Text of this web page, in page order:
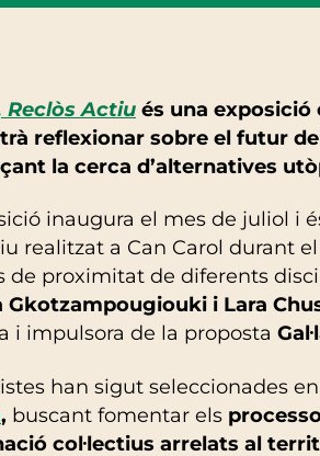
Reclòs Actiu és una exposició
reflexionar sobre el futur
la cerca d’alternatives
inaugura el mes de juliol i
realitzat a Can Carol durant
de proximitat de diferents
Gkotzampougiouki i Lara
i impulsora de la proposta
han sigut seleccionades
, buscant fomentar els
col·lectius arrelats al